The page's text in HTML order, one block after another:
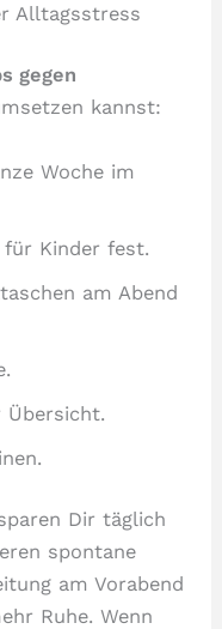
Alltagsstress
gegen
kannst:
Woche im
für Kinder fest.
am Abend
Übersicht.
Dir täglich
spontane
am Vorabend
Ruhe. Wenn